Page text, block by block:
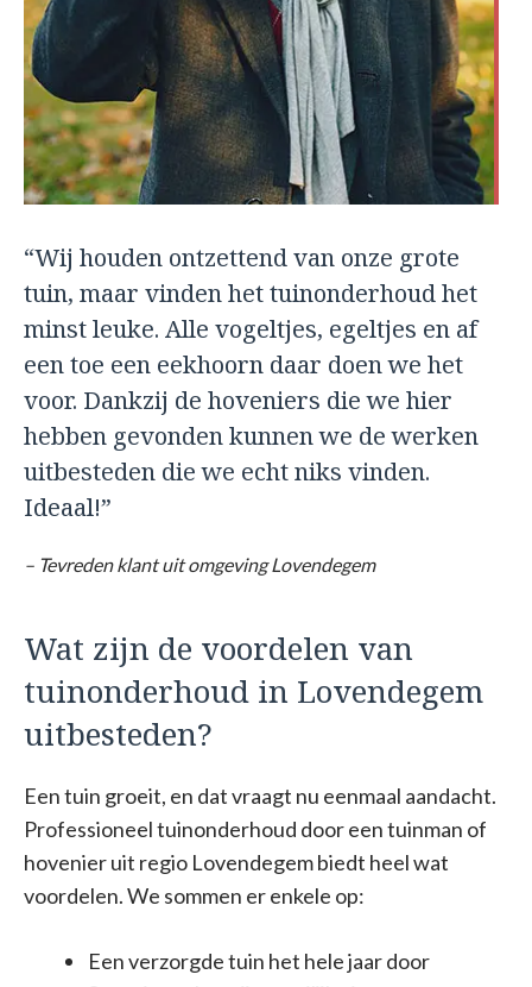
“Wij houden ontzettend van onze grote
tuin, maar vinden het tuinonderhoud het
minst leuke. Alle vogeltjes, egeltjes en af
een toe een eekhoorn daar doen we het
voor. Dankzij de hoveniers die we hier
hebben gevonden kunnen we de werken
uitbesteden die we echt niks vinden.
Ideaal!”
– Tevreden klant uit omgeving Lovendegem
Wat zijn de voordelen van
tuinonderhoud in Lovendegem
uitbesteden?
Een tuin groeit, en dat vraagt nu eenmaal aandacht.
Professioneel tuinonderhoud door een tuinman of
hovenier uit regio Lovendegem biedt heel wat
voordelen. We sommen er enkele op:
Een verzorgde tuin het hele jaar door